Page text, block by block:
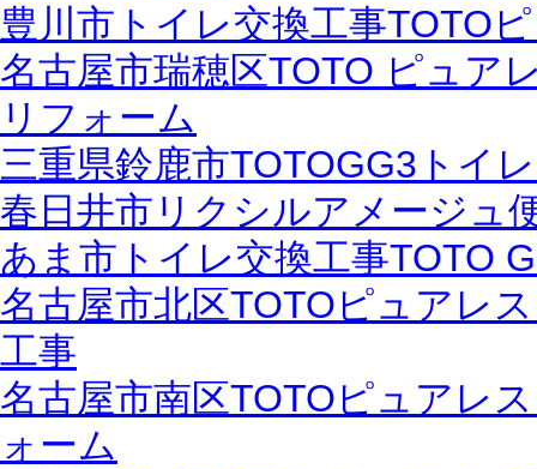
豊川市トイレ交換工事TOTO
名古屋市瑞穂区TOTO ピュ
リフォーム
三重県鈴鹿市TOTOGG3トイ
春日井市リクシルアメージュ
あま市トイレ交換工事TOTO
名古屋市北区TOTOピュアレ
工事
名古屋市南区TOTOピュアレ
ォーム